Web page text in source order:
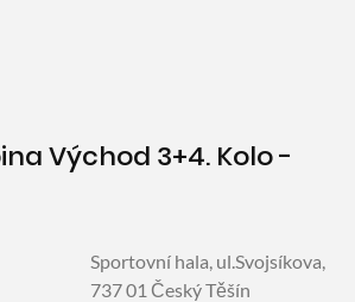
Východ 3+4. Kolo -
Sportovní hala, ul.Svojsíkova,
737 01 Český Těšín